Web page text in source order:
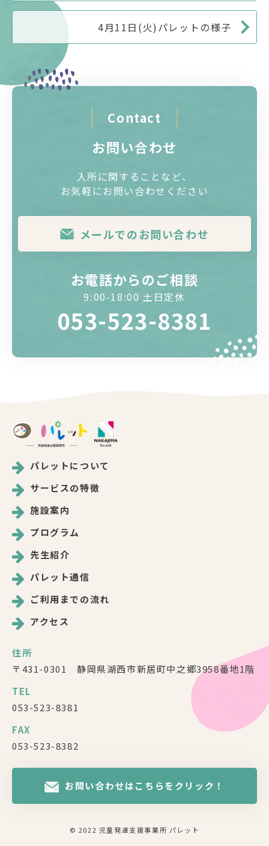
4月11日(火)パレットの様子
Contact
お問い合わせ
入所に関することなど、
お気軽にお問い合わせください
メールでのお問い合わせ
お電話からのご相談
9:00-18:00 土日定休
053-523-8381
パレットについて
サービスの特徴
施設案内
プログラム
先生紹介
パレット通信
ご利用までの流れ
アクセス
住所
〒431-0301 静岡県湖西市新居町中之郷3958番地1階
TEL
053-523-8381
FAX
053-523-8382
お問い合わせはこちらをクリック！
© 2022 児童発達支援事業所 パレット